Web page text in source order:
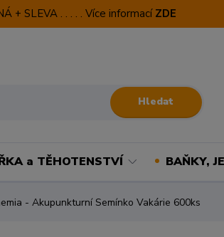
+ SLEVA . . . . . Více informací ZDE
Hledat
a TĚHOTENSTVÍ BAŇKY,
- Akupunkturní Semínko Vakárie 600ks